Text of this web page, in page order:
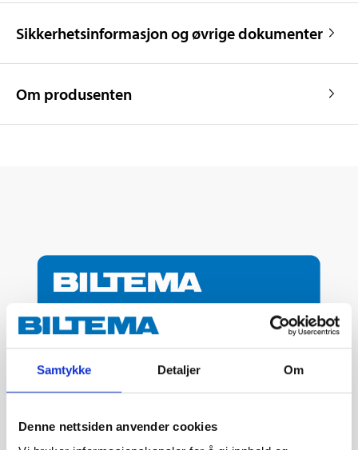
Samtykke Detaljer Om
Denne nettsiden anvender cookies
Sikkerhetsinformasjon og øvrige dokumenter
Om produsenten